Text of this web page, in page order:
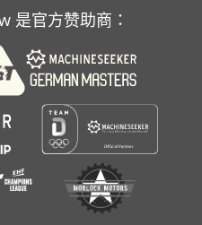
是官方赞助商：